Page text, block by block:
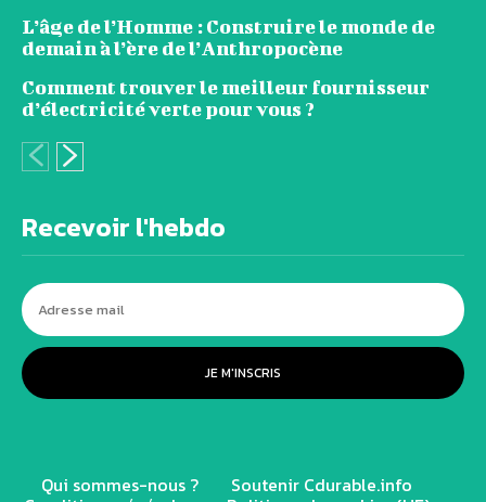
L’âge de l’Homme : Construire le monde de
demain à l’ère de l’Anthropocène
Comment trouver le meilleur fournisseur
d’électricité verte pour vous ?
Recevoir l'hebdo
JE M'INSCRIS
Qui sommes-nous ? Soutenir Cdurable.info